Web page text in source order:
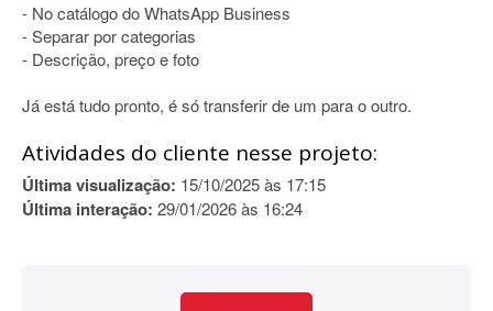
- No catálogo do WhatsApp Business
- Separar por categorias
- Descrição, preço e foto
Já está tudo pronto, é só transferir de um para o outro.
Atividades do cliente nesse projeto:
Última visualização: 15/10/2025 às 17:15
Última interação: 29/01/2026 às 16:24